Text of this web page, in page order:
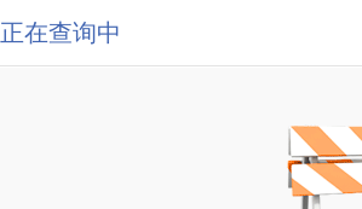
正在查询中